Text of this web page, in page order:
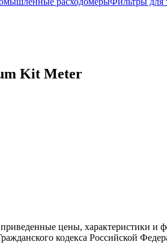
Kit Meter
цены, характеристики и
кодекса Российской